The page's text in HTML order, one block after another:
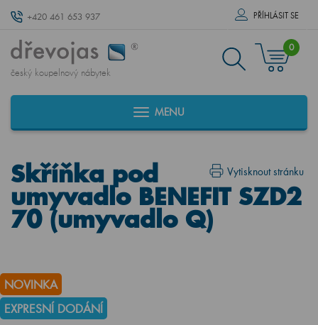
+420 461 653 937 PŘÍHLÁSIT SE
český koupelnový nábytek
0
MENU
Vytisknout stránku
Skříňka pod
umyvadlo BENEFIT SZD2
70 (umyvadlo Q)
NOVINKA
EXPRESNÍ DODÁNÍ